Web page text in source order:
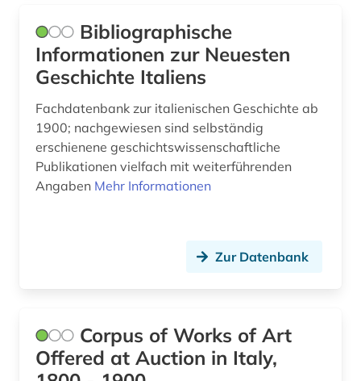
Bibliographische
Informationen zur Neuesten
Geschichte Italiens
Fachdatenbank zur italienischen Geschichte ab
1900; nachgewiesen sind selbständig
erschienene geschichtswissenschaftliche
Publikationen vielfach mit weiterführenden
Angaben Mehr Informationen
Zur Datenbank
Corpus of Works of Art
Offered at Auction in Italy,